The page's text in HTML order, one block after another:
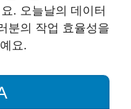
. 오늘날의 데이터
분의 작업 효율성을
요.